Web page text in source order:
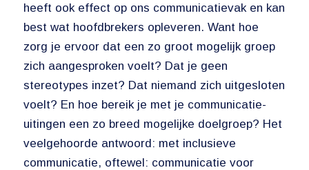
heeft ook effect op ons communicatievak en kan
best wat hoofdbrekers opleveren. Want hoe
zorg je ervoor dat een zo groot mogelijk groep
zich aangesproken voelt? Dat je geen
stereotypes inzet? Dat niemand zich uitgesloten
voelt? En hoe bereik je met je communicatie-
uitingen een zo breed mogelijke doelgroep? Het
veelgehoorde antwoord: met inclusieve
communicatie, oftewel: communicatie voor